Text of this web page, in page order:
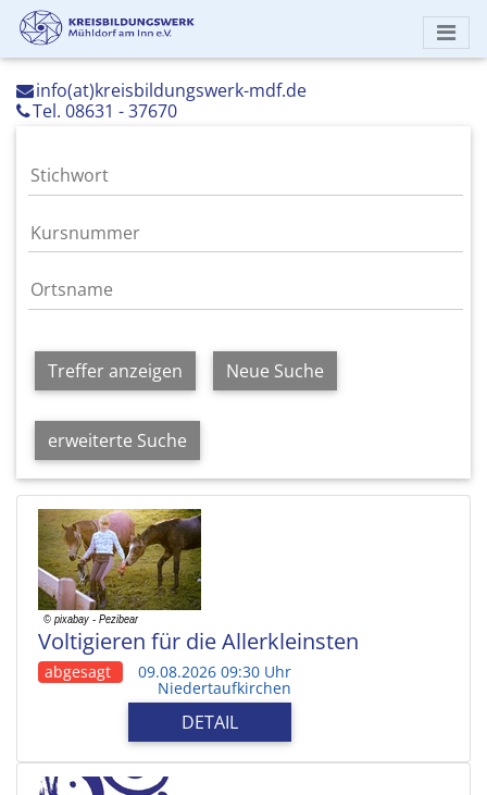
info(at)kreisbildungswerk-mdf.de
Tel. 08631 - 37670
Treffer anzeigen Neue Suche
erweiterte Suche
Voltigieren für die Allerkleinsten
abgesagt 09.08.2026 09:30 Uhr
Niedertaufkirchen
DETAIL